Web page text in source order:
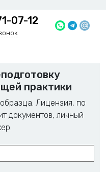
07-12
практики
Лицензия, по
документов, личный